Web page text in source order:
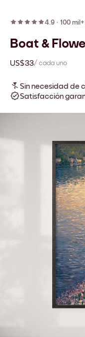
4.9 · 100
Boat &
US$33/ cada uno
Sin necesidad de
Satisfacción